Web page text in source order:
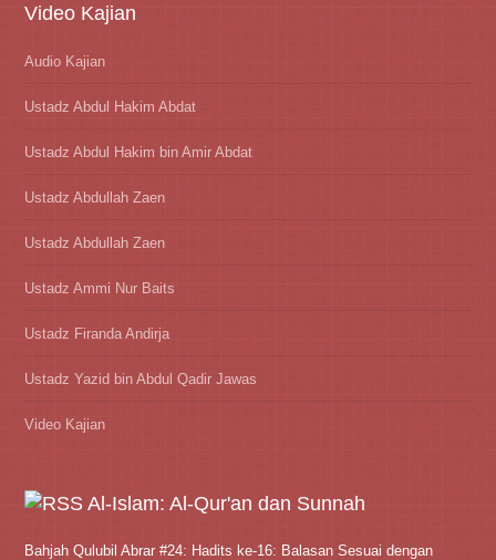
Video Kajian
Audio Kajian
Ustadz Abdul Hakim Abdat
Ustadz Abdul Hakim bin Amir Abdat
Ustadz Abdullah Zaen
Ustadz Abdullah Zaen
Ustadz Ammi Nur Baits
Ustadz Firanda Andirja
Ustadz Yazid bin Abdul Qadir Jawas
Video Kajian
Al-Islam: Al-Qur'an dan Sunnah
Bahjah Qulubil Abrar #24: Hadits ke-16: Balasan Sesuai dengan